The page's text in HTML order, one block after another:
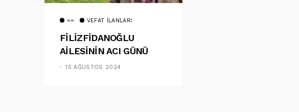
== VEFAT İLANLARI
FİLİZFİDANOĞLU
AİLESİNİN ACI GÜNÜ
15 AĞUSTOS 2024